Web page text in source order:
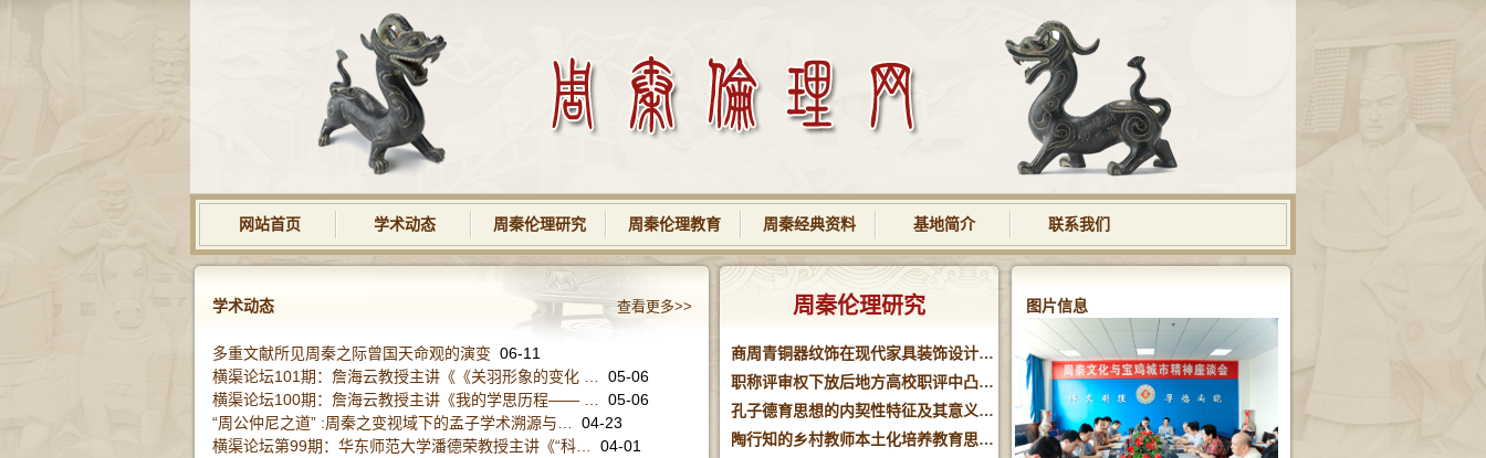
网站首页 学术动态 周秦伦理研究 周秦伦理教育 周秦经典资料 基地简介 联系我们
学术动态 查看更多>>
多重文献所见周秦之际曾国天命观的演变 06-11
横渠论坛101期：詹海云教授主讲《《关羽形象的变化 …
05-06
横渠论坛100期：詹海云教授主讲《我的学思历程—— …
05-06
“周公仲尼之道” :周秦之变视域下的孟子学术溯源与…
04-23
横渠论坛第99期：华东师范大学潘德荣教授主讲《“科…
04-01
周秦伦理研究
商周青铜器纹饰在现代家具装饰设计...
职称评审权下放后地方高校职评中凸...
孔子德育思想的内契性特征及其意义发微
陶行知的乡村教师本土化培养教育思...
图片信息